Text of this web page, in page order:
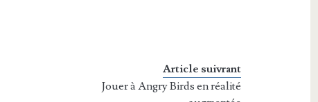
Article suivrant
Jouer à Angry Birds en réalité